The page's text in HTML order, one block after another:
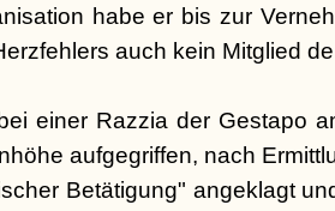
habe er bis zur
auch kein Mitglied
einer Razzia der Gestapo
aufgegriffen, nach
Betätigung" angeklagt